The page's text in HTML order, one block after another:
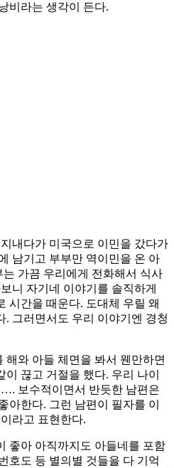
비라는 생각이 든다.
내다가 미국으로 이민을 갔다가
남기고 부부만 역이민을 온 아
가끔 우리에게 전화해서 식사
니 자기네 이야기를 솔직하게
시간을 때운다. 도대체 우릴 왜
. 그러면서도 우리 이야기엔 경청
해와 아들 체면을 봐서 웬만하면
끊고 거절을 했다. 우리 나이
보수적이면서 반듯한 남편은
아한다. 그런 남편이 필자를 이
라고 표현한다.
좋아 아직까지도 아들네를 포함
호도 등 별의별 것들을 다 기억